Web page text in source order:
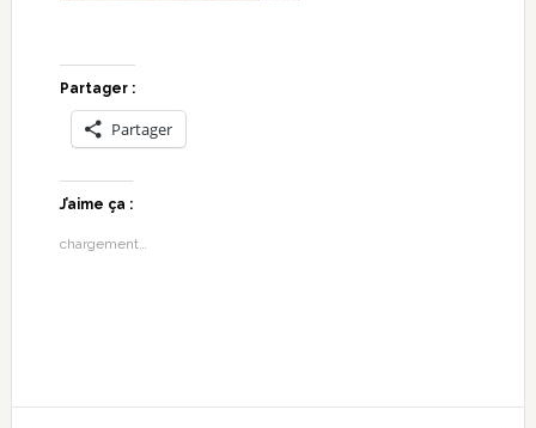
Partager :
Partager
J’aime ça :
chargement…